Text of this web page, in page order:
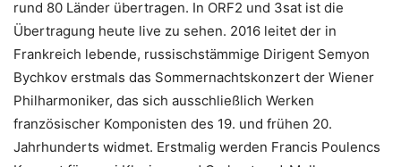
rund 80 Länder übertragen. In ORF2 und 3sat ist die
Übertragung heute live zu sehen. 2016 leitet der in
Frankreich lebende, russischstämmige Dirigent Semyon
Bychkov erstmals das Sommernachtskonzert der Wiener
Philharmoniker, das sich ausschließlich Werken
französischer Komponisten des 19. und frühen 20.
Jahrhunderts widmet. Erstmalig werden Francis Poulencs